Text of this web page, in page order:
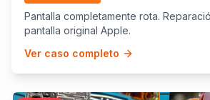
Pantalla completamente rota.
pantalla original Apple.
Ver caso completo